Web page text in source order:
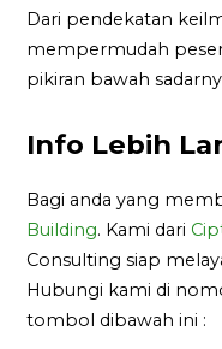
Dari pendekatan
mempermudah
pikiran bawah
Info Lebih
Bagi anda yang
Building. Kami dari
Consulting siap
Hubungi kami di
tombol dibawah ini :